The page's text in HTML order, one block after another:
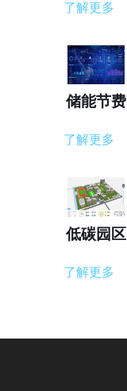
了解更多
储能节费
了解更多
低碳园区
了解更多